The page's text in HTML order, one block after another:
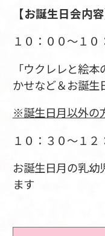
【お誕生日会内容
１０：００～１０
「ウクレレと絵
かせなど＆お誕生
※誕生日月以外の
１０：３０～１２
お誕生日月の乳幼
ます